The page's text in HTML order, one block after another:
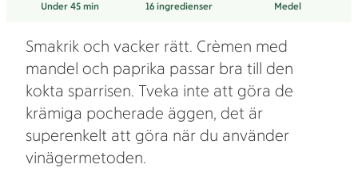
Under 45 min 16 ingredienser Medel
Smakrik och vacker rätt. Crèmen med
mandel och paprika passar bra till den
kokta sparrisen. Tveka inte att göra de
krämiga pocherade äggen, det är
superenkelt att göra när du använder
vinägermetoden.